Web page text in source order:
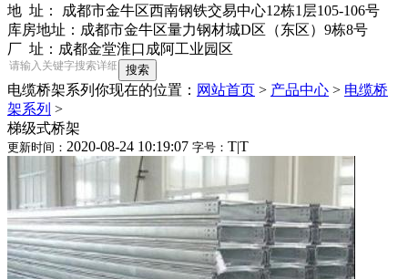
地 址： 成都市金牛区西南钢铁交易中心12栋1层105-106号
库房地址：成都市金牛区量力钢材城D区（东区）9栋8号
厂 址：成都金堂淮口成阿工业园区
电缆桥架系列 你现在的位置： 网站首页 > 产品中心 > 电缆桥
架系列 >
梯级式桥架
更新时间： 2020-08-24 10:19:07 字号： T|T